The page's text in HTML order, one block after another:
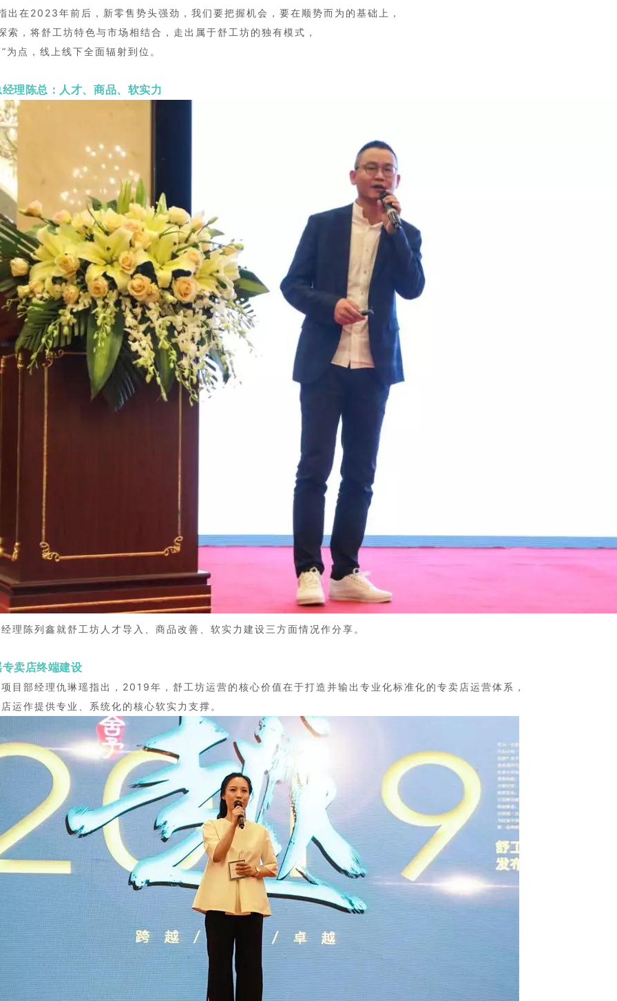
出在2023年前后，新零售势头强劲，我们要把握机会，要在顺势而为的基础上，
索，将舒工坊特色与市场相结合，走出属于舒工坊的独有模式，
为点，线上线下全面辐射到位。
理陈总：人才、商品、软实力
理陈列鑫就舒工坊人才导入、商品改善、软实力建设三方面情况作分享。
卖店终端建设
目部经理仇琳瑶指出，2019年，舒工坊运营的核心价值在于打造并输出专业化标准化的专卖店运营体系，
运作提供专业、系统化的核心软实力支撑。